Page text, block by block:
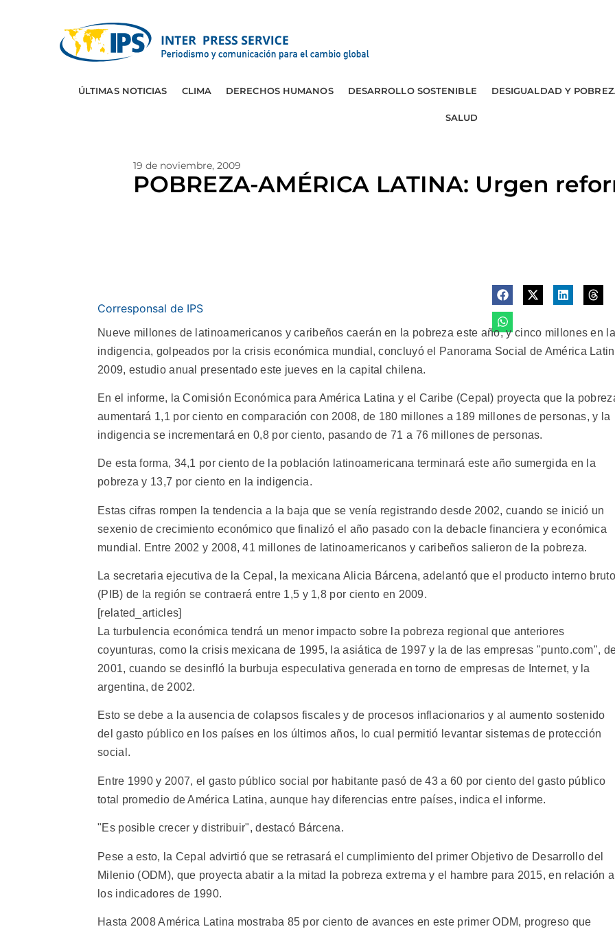
ÚLTIMAS NOTICIAS CLIMA DERECHOS HUMANOS DESARROLLO SOSTENIBLE DESIGUALDAD Y
SALUD
19 de noviembre, 2009
POBREZA-AMÉRICA LATINA: Urgen
Corresponsal de IPS
Nueve millones de latinoamericanos y caribeños caerán en la pobreza este año, y cinco millones en la
indigencia, golpeados por la crisis económica mundial, concluyó el Panorama Social de América
2009, estudio anual presentado este jueves en la capital chilena.
En el informe, la Comisión Económica para América Latina y el Caribe (Cepal) proyecta que la
aumentará 1,1 por ciento en comparación con 2008, de 180 millones a 189 millones de personas, y la
indigencia se incrementará en 0,8 por ciento, pasando de 71 a 76 millones de personas.
De esta forma, 34,1 por ciento de la población latinoamericana terminará este año sumergida en la
pobreza y 13,7 por ciento en la indigencia.
Estas cifras rompen la tendencia a la baja que se venía registrando desde 2002, cuando se inició un
sexenio de crecimiento económico que finalizó el año pasado con la debacle financiera y económica
mundial. Entre 2002 y 2008, 41 millones de latinoamericanos y caribeños salieron de la pobreza.
La secretaria ejecutiva de la Cepal, la mexicana Alicia Bárcena, adelantó que el producto interno bruto
(PIB) de la región se contraerá entre 1,5 y 1,8 por ciento en 2009.
[related_articles]
La turbulencia económica tendrá un menor impacto sobre la pobreza regional que anteriores
coyunturas, como la crisis mexicana de 1995, la asiática de 1997 y la de las empresas "punto.com",
2001, cuando se desinfló la burbuja especulativa generada en torno de empresas de Internet, y la
argentina, de 2002.
Esto se debe a la ausencia de colapsos fiscales y de procesos inflacionarios y al aumento sostenido
del gasto público en los países en los últimos años, lo cual permitió levantar sistemas de protección
social.
Entre 1990 y 2007, el gasto público social por habitante pasó de 43 a 60 por ciento del gasto público
total promedio de América Latina, aunque hay diferencias entre países, indica el informe.
"Es posible crecer y distribuir", destacó Bárcena.
Pese a esto, la Cepal advirtió que se retrasará el cumplimiento del primer Objetivo de Desarrollo del
Milenio (ODM), que proyecta abatir a la mitad la pobreza extrema y el hambre para 2015, en relación a
los indicadores de 1990.
Hasta 2008 América Latina mostraba 85 por ciento de avances en este primer ODM, progreso que